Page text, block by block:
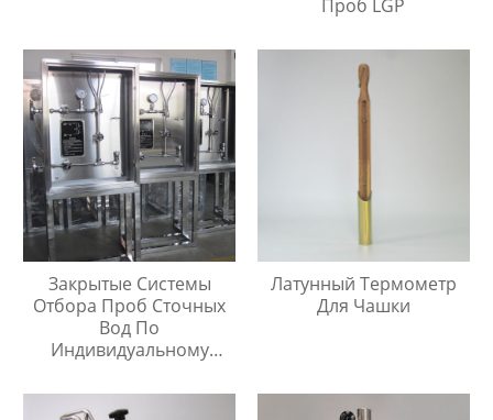
Проб LGP
Закрытые Системы
Отбора Проб Сточных
Вод По
Индивидуальному
Латунный Термометр
Для Чашки